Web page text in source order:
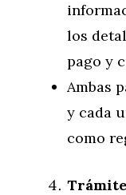
los
pago y
Ambas
y cada
como